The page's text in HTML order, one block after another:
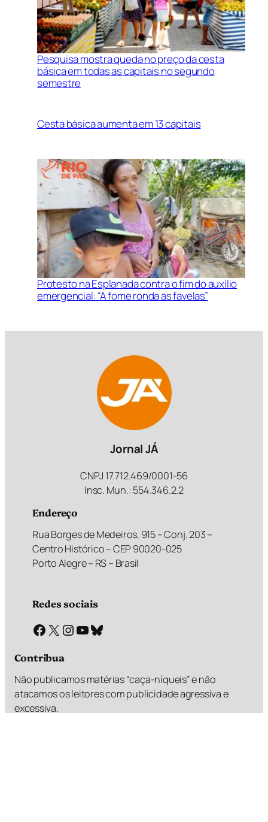
Pesquisa mostra queda no preço da cesta
básica em todas as capitais no segundo
semestre
Cesta básica aumenta em 13 capitais
Protesto na Esplanada contra o fim do auxílio
emergencial: “A fome ronda as favelas”
Jornal JÁ
CNPJ 17.712.469/0001-56
Insc. Mun.: 554.346.2.2
Endereço
Rua Borges de Medeiros, 915 – Conj. 203 –
Centro Histórico – CEP 90020-025
Porto Alegre – RS – Brasil
Redes sociais
Facebook X Instagram Youtube Bluesky
Contribua
Não publicamos matérias “caça-níqueis” e não
atacamos os leitores com publicidade agressiva e
excessiva.